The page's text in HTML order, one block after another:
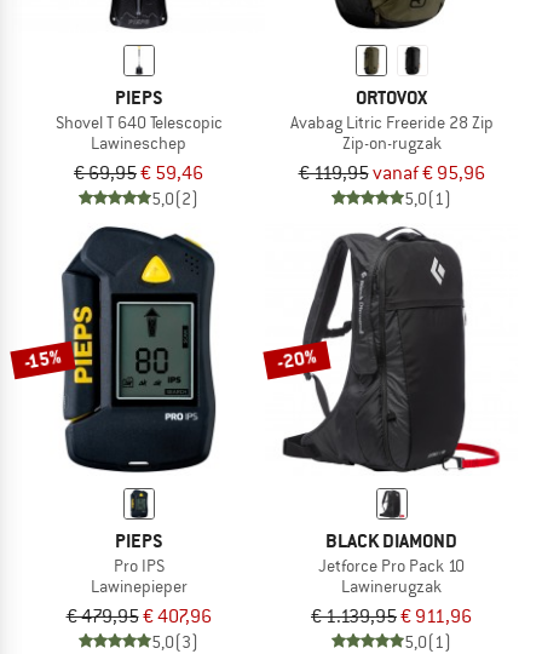
PIEPS
Shovel T 640 Telescopic
Lawineschep
€ 69,95€ 59,46
5,0(2)
ORTOVOX
Avabag Litric Freeride 28 Zip
Zip-on-rugzak
€ 119,95vanaf € 95,96
5,0(1)
-15%
PIEPS
Pro IPS
Lawinepieper
€ 479,95€ 407,96
5,0(3)
-20%
BLACK DIAMOND
Jetforce Pro Pack 10
Lawinerugzak
€ 1.139,95€ 911,96
5,0(1)